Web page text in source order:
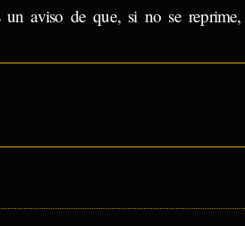
un aviso de que, si no se